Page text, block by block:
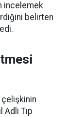
incelemek
belirten
çelişkinin
Adli Tıp